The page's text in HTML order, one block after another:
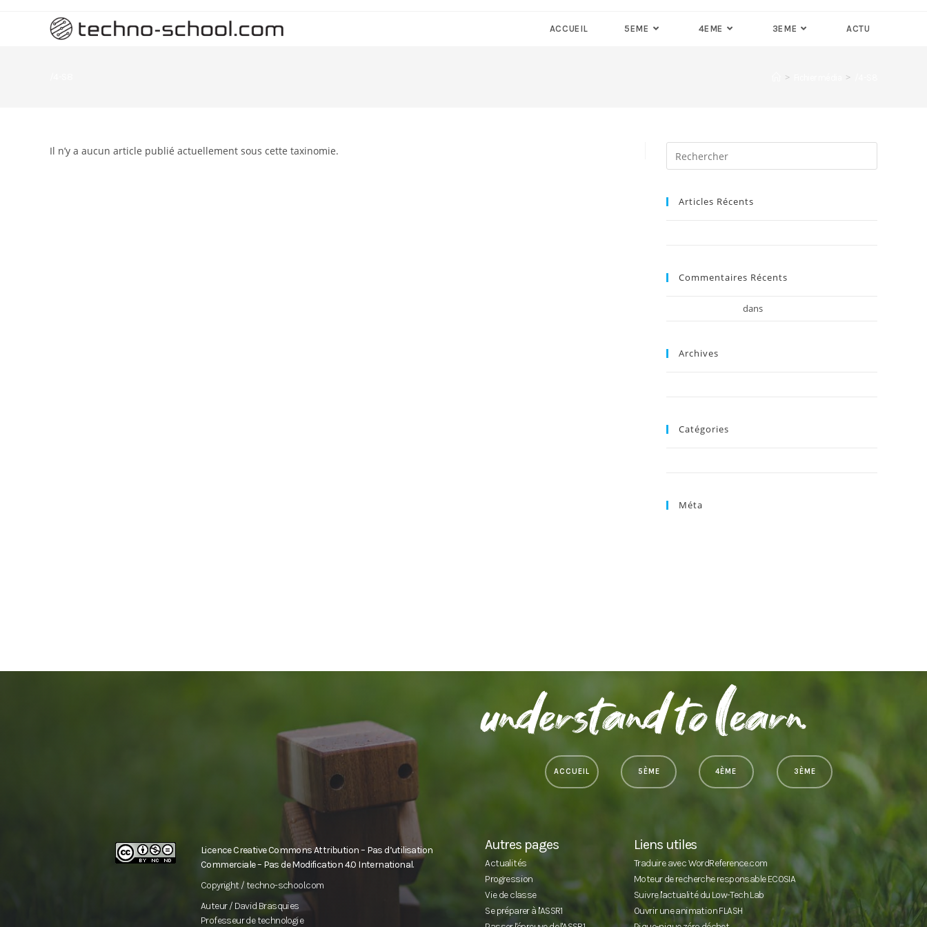
ACCUEIL 5EME 4EME 3EME ACTU
> >
Il n’y a aucun article publié actuellement sous cette taxinomie.
Articles Récents
Commentaires Récents
dans
Archives
Catégories
Méta
ACCUEIL 5ÈME 4ÈME 3ÈME
Licence Creative Commons Attribution – Pas d’utilisation
Commerciale – Pas de Modification 4.0 International.
Copyright / techno-school.com
Auteur / David Brasquies
Professeur de technologie
Autres pages
Actualités
Progression
Vie de classe
Se préparer à l'ASSR1
Liens utiles
Traduire avec WordReference.com
Moteur de recherche responsable ECOSIA
Suivre l'actualité du Low-Tech Lab
Ouvrir une animation FLASH